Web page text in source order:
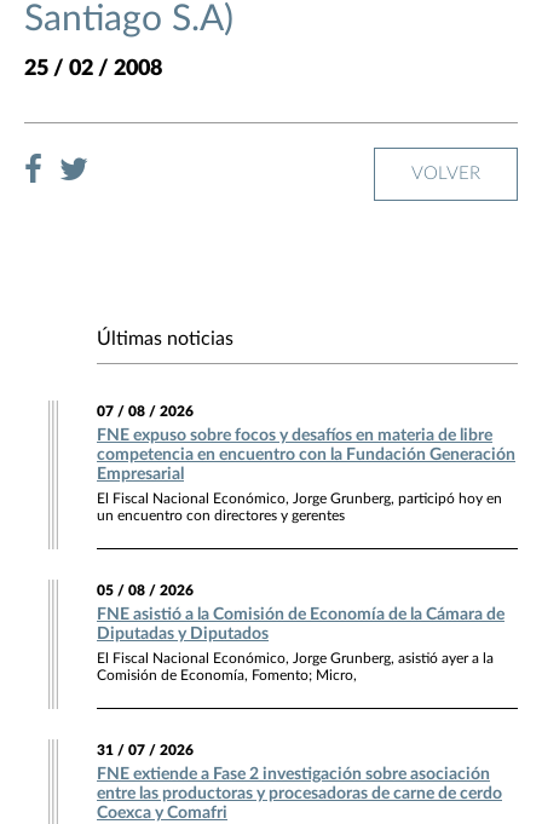
Santiago S.A)
25 / 02 / 2008
VOLVER
Últimas noticias
07 / 08 / 2026
FNE expuso sobre focos y desafíos en materia de libre
competencia en encuentro con la Fundación Generación
Empresarial
El Fiscal Nacional Económico, Jorge Grunberg, participó hoy en
un encuentro con directores y gerentes
05 / 08 / 2026
FNE asistió a la Comisión de Economía de la Cámara de
Diputadas y Diputados
El Fiscal Nacional Económico, Jorge Grunberg, asistió ayer a la
Comisión de Economía, Fomento; Micro,
31 / 07 / 2026
FNE extiende a Fase 2 investigación sobre asociación
entre las productoras y procesadoras de carne de cerdo
Coexca y Comafri